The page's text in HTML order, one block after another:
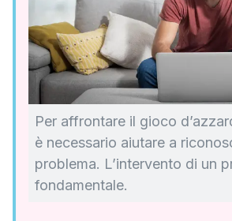
Per affrontare il gioco
è necessario aiutare a
problema. L’intervento di un
fondamentale.